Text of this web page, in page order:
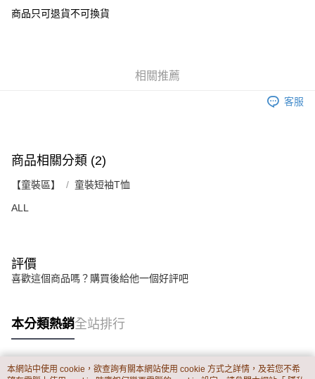
1.本服務係由「台灣大哥大股份有限公司」（以下簡稱本公司）所提供，讓
由本公司與您本人進行分期帳單所需資料之確認、核對及更正。
ATM／網路銀行／等多元方式進行付款，方視為交易完成。
※ 請注意：結帳手續完成當下不需立刻繳費，但若您需要取消訂單，請聯絡
是否繳費成功／繳費後需取消欲退款等相關疑問，請聯繫「AFTEE先享後付
https://netprotections.freshdesk.com/support/home
２．關於個人資料處理事宜，請瀏覽以下網址：
３．未成年的使用者請事先徵得法定代理人或監護人之同意方可使用
任。
５．嚴禁一人註冊多個帳號或使用他人資訊註冊。若發現惡意使用之情形，
恩沛科技股份有限公司將有權停止該用戶之使用額度並採取法律行動。
7-11付款取貨
每筆NT$60，滿NT$899(含以上)免運費
商品只可退貨不可換貨
相關推薦
客服
商品相關分類 (2)
【童裝區】 童裝短袖T恤
ALL
評價
喜歡這個商品嗎？購買後給他一個好評吧
本分類熱銷全站排行
本網站中使用 cookie，欲查詢有關本網站使用 cookie 方式之詳情，及若您不希